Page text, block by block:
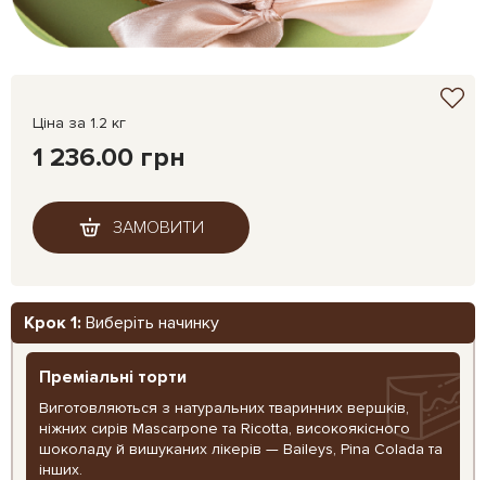
Ціна за 1.2 кг
1 236.00 грн
ЗАМОВИТИ
Крок 1: Виберіть начинку
Преміальні торти
Виготовляються з натуральних тваринних вершків,
ніжних сирів Mascarpone та Ricotta, високоякісного
шоколаду й вишуканих лікерів — Baileys, Pina Colada та
інших.